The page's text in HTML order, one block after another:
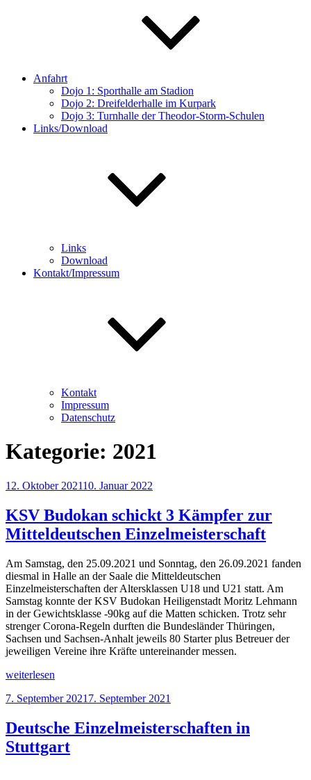
Anfahrt
Dojo 1: Sporthalle am Stadion
Dojo 2: Dreifelderhalle im Kurpark
Dojo 3: Turnhalle der Theodor-Storm-Schulen
Links/Download
Links
Download
Kontakt/Impressum
Kontakt
Impressum
Datenschutz
Kategorie: 2021
Veröffentlicht
12. Oktober 202110. Januar 2022
KSV Budokan schickt 3 Kämpfer zur
Mitteldeutschen Einzelmeisterschaft
Am Samstag, den 25.09.2021 und Sonntag, den 26.09.2021 fanden
diesmal in Halle an der Saale die Mitteldeutschen
Einzelmeisterschaften der Altersklassen U18 und U21 statt. Am
Samstag konnte der KSV Budokan Heiligenstadt Moritz Lehmann
in der Gewichtsklasse -90kg auf die Matten schicken. Trotz sehr
strenger Corona-Regeln durften die Bundesländer Thüringen,
Sachsen und Sachsen-Anhalt jeweils 80 Starter plus Betreuer der
jeweiligen Vereine ihre Kräfte untereinander messen.
„KSV
schickt
Kämpfer
zur
Mitteldeutschen
weiterlesen
Veröffentlicht
7. September 2021 7. September 2021
Deutsche Einzelmeisterschaften in
Stuttgart